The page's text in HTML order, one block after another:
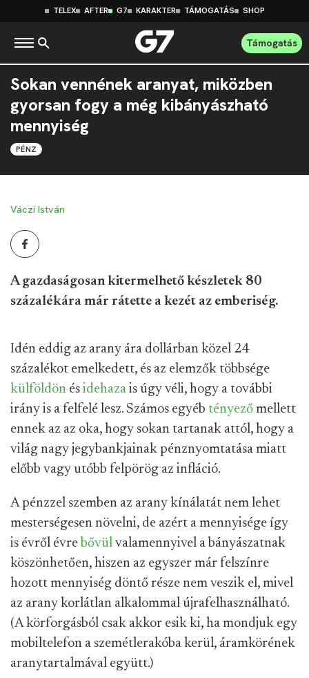
TELEX AFTER G7 KARAKTER TÁMOGATÁS SHOP
Támogatás
Sokan vennének aranyat, miközben
gyorsan fogy a még kibányászható
mennyiség
PÉNZ
Váczi István
A gazdaságosan kitermelhető készletek 80
százalékára már rátette a kezét az emberiség.
Idén eddig az arany ára dollárban közel 24
százalékot emelkedett, és az elemzők többsége
külföldön és idehaza is úgy véli, hogy a további
irány is a felfelé lesz. Számos egyéb tényező mellett
ennek az az oka, hogy sokan tartanak attól, hogy a
világ nagy jegybankjainak pénznyomtatása miatt
előbb vagy utóbb felpörög az infláció.
A pénzzel szemben az arany kínálatát nem lehet
mesterségesen növelni, de azért a mennyisége így
is évről évre bővül valamennyivel a bányászatnak
köszönhetően, hiszen az egyszer már felszínre
hozott mennyiség döntő része nem veszik el, mivel
az arany korlátlan alkalommal újrafelhasználható.
(A körforgásból csak akkor esik ki, ha mondjuk egy
mobiltelefon a szemétlerakóba kerül, áramkörének
aranytartalmával együtt.)